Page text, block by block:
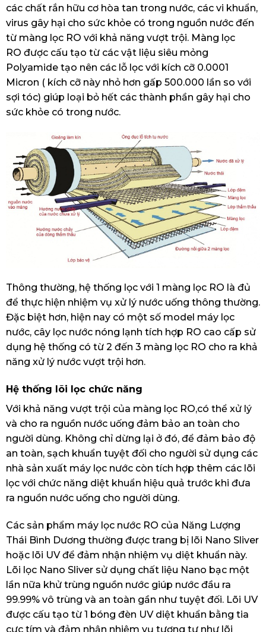
các chất rắn hữu cơ hòa tan trong nước, các vi khuẩn,
virus gây hại cho sức khỏe có trong nguồn nước đến
từ màng lọc RO với khả năng vượt trội. Màng lọc
RO được cấu tạo từ các vật liệu siêu mỏng
Polyamide tạo nên các lỗ lọc với kích cỡ 0.0001
Micron ( kích cỡ này nhỏ hơn gấp 500.000 lần so với
sợi tóc) giúp loại bỏ hết các thành phần gây hại cho
sức khỏe có trong nước.
Thông thường, hệ thống lọc với 1 màng lọc RO là đủ
để thực hiện nhiệm vụ xử lý nước uống thông thường.
Đặc biệt hơn, hiện nay có một số model máy lọc
nước, cây lọc nước nóng lạnh tích hợp RO cao cấp sử
dụng hệ thống có từ 2 đến 3 màng lọc RO cho ra khả
năng xử lý nước vượt trội hơn.
Hệ thống lõi lọc chức năng
Với khả năng vượt trội của màng lọc RO,có thể xử lý
và cho ra nguồn nước uống đảm bảo an toàn cho
người dùng. Không chỉ dừng lại ở đó, để đảm bảo độ
an toàn, sạch khuẩn tuyệt đối cho người sử dụng các
nhà sản xuất máy lọc nước còn tích hợp thêm các lõi
lọc với chức năng diệt khuẩn hiệu quả trước khi đưa
ra nguồn nước uống cho người dùng.
Các sản phẩm máy lọc nước RO của Năng Lượng
Thái Bình Dương thường được trang bị lõi Nano Sliver
hoặc lõi UV để đảm nhận nhiệm vụ diệt khuẩn này.
Lõi lọc Nano Sliver sử dụng chất liệu Nano bạc một
lần nữa khử trùng nguồn nước giúp nước đầu ra
99.99% vô trùng và an toàn gần như tuyệt đối. Lõi UV
được cấu tạo từ 1 bóng đèn UV diệt khuẩn bằng tia
cực tím và đảm nhận nhiệm vụ tương tự như lõi